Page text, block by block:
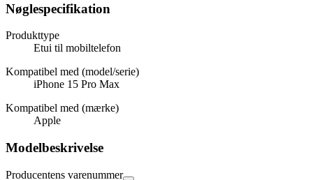
Nøglespecifikation
Produkttype
Etui til mobiltelefon
Kompatibel med (model/serie)
iPhone 15 Pro Max
Kompatibel med (mærke)
Apple
Modelbeskrivelse
Producentens varenummer